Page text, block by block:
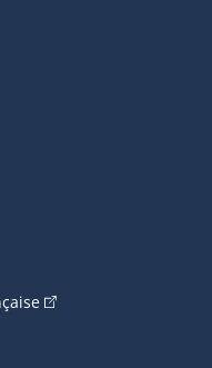
(Cet hyperlien
externe s'ouvrira
hyperlien externe